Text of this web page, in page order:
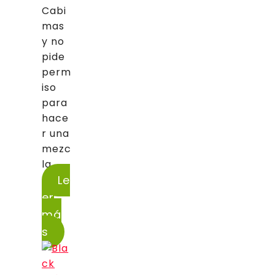
Cabi
mas
y no
pide
perm
iso
para
hace
r una
mezc
la...
Le
er
má
s